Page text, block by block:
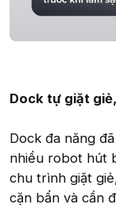
Dock tự giặt
Dock đa năng
nhiều robot hút
chu trình giặt
cặn bẩn và cần